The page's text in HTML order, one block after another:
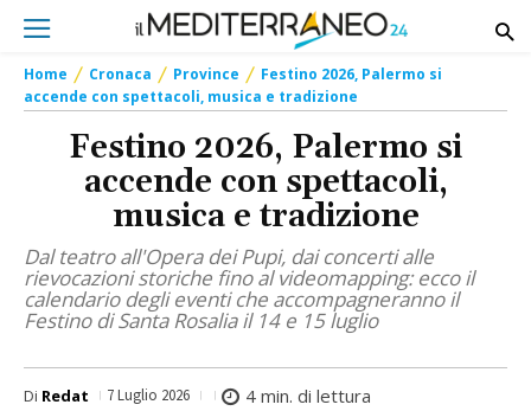
Home Cronaca Province
Festino 2026, Palermo si
accende con spettacoli, musica e tradizione
Festino 2026, Palermo si
accende con spettacoli,
musica e tradizione
Dal teatro all'Opera dei Pupi, dai concerti alle
rievocazioni storiche fino al videomapping: ecco il
calendario degli eventi che accompagneranno il
Festino di Santa Rosalia il 14 e 15 luglio
Di Redat 7 Luglio 2026 4 min. di lettura